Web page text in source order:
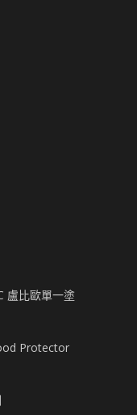
盧比歐單一塗
Protector